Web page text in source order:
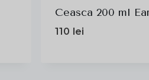
Ceasca 200 ml
110 lei